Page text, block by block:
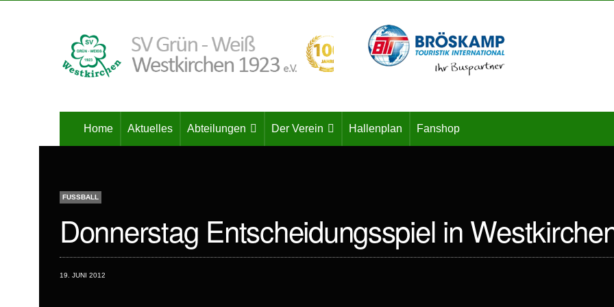
Home Aktuelles Abteilungen Der Verein Hallenplan Fanshop
FUSSBALL
Donnerstag Entscheidungsspiel in
19. JUNI 2012